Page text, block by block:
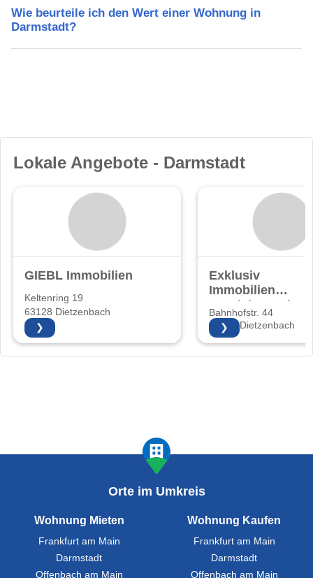
Wie beurteile ich den Wert einer Wohnung in
Darmstadt?
Lokale Angebote - Darmstadt
GIEBL Immobilien
Keltenring 19
63128 Dietzenbach
❯
Exklusiv
Immobilien
Vertriebs GmbH
Bahnhofstr. 44
63128 Dietzenbach
❯
Orte im Umkreis
Wohnung Mieten
Frankfurt am Main
Darmstadt
Offenbach am Main
Wohnung Kaufen
Frankfurt am Main
Darmstadt
Offenbach am Main